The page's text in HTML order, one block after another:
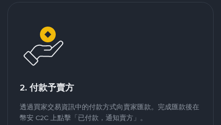
2. 付款予賣方
透過買家交易資訊中的付款方式向賣家匯款。完成匯款後在
幣安 C2C 上點擊「已付款，通知賣方」。